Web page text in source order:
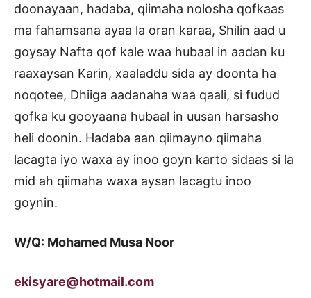
doonayaan, hadaba, qiimaha nolosha qofkaas
ma fahamsana ayaa la oran karaa, Shilin aad u
goysay Nafta qof kale waa hubaal in aadan ku
raaxaysan Karin, xaaladdu sida ay doonta ha
noqotee, Dhiiga aadanaha waa qaali, si fudud
qofka ku gooyaana hubaal in uusan harsasho
heli doonin. Hadaba aan qiimayno qiimaha
lacagta iyo waxa ay inoo goyn karto sidaas si la
mid ah qiimaha waxa aysan lacagtu inoo
goynin.
W/Q: Mohamed Musa Noor
ekisyare@hotmail.com